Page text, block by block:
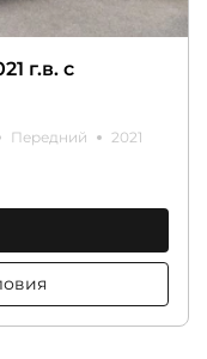
г.в. с
Передний 2021
условия